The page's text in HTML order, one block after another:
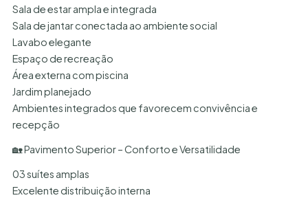
Sala de estar ampla e integrada
Sala de jantar conectada ao ambiente social
Lavabo elegante
Espaço de recreação
Área externa com piscina
Jardim planejado
Ambientes integrados que favorecem convivência e
recepção
🏡 Pavimento Superior – Conforto e Versatilidade
03 suítes amplas
Excelente distribuição interna